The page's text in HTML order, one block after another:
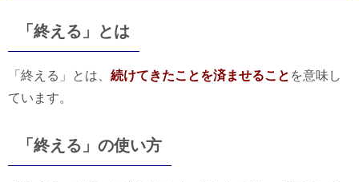
「終える」とは
「終える」とは、 続けてきたことを済ませること を意味し
ています。
「終える」の使い方